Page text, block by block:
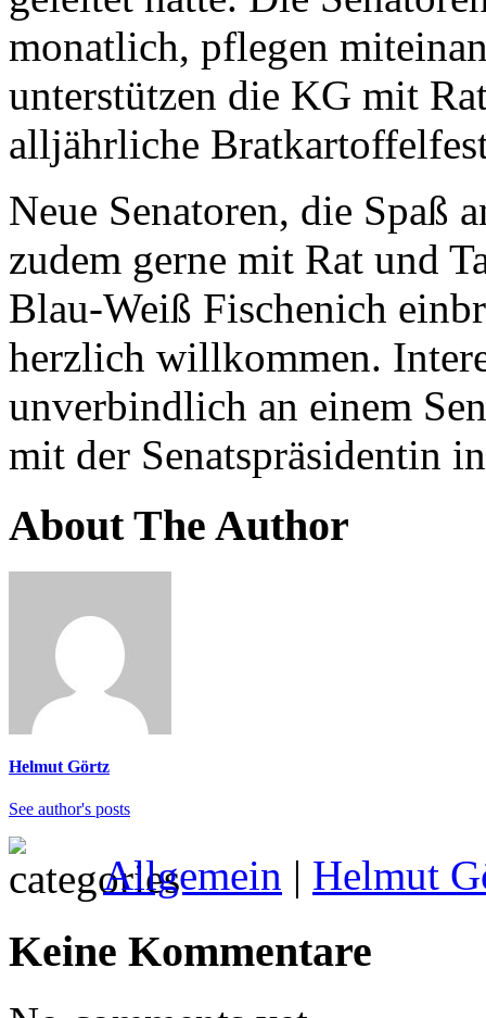
monatlich, pflegen
unterstützen die KG mit
alljährliche
Neue Senatoren, die Spaß
zudem gerne mit Rat und
Blau-Weiß Fischenich
herzlich willkommen.
unverbindlich an einem
mit der Senatspräsidentin
About The Author
Helmut Görtz
See author's posts
Allgemein | Helmut
Keine Kommentare